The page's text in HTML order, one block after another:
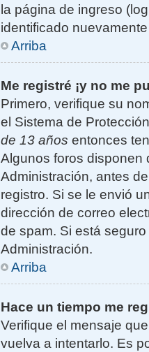
la página de ingreso
identificado
Arriba
Me registré ¡y no me
Primero, verifique su
el Sistema de
de 13 años entonces
Algunos foros disponen
Administración, antes
registro. Si se le envió
dirección de correo
de spam. Si está
Administración.
Arriba
Hace un tiempo me
Verifique el mensaje
vuelva a intentarlo. Es